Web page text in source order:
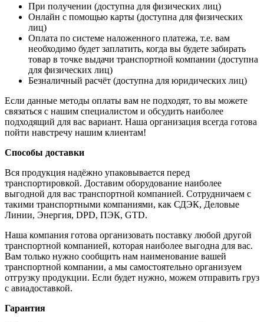
При получении (доступна для физических лиц)
Онлайн с помощью карты (доступна для физических
лиц)
Оплата по системе наложенного платежа, т.е. вам
необходимо будет заплатить, когда вы будете забирать
товар в точке выдачи транспортной компании (доступна
для физических лиц)
Безналичный расчёт (доступна для юридических лиц)
Если данные методы оплаты вам не подходят, то вы можете
связаться с нашим специалистом и обсудить наиболее
подходящий для вас вариант. Наша организация всегда готова
пойти навстречу нашим клиентам!
Способы доставки
Вся продукция надёжно упаковывается перед
транспортировкой. Доставим оборудование наиболее
выгодной для вас транспортной компанией. Сотрудничаем с
такими транспортными компаниями, как СДЭК, Деловые
Линии, Энергия, DPD, ПЭК, GTD.
Наша компания готова организовать поставку любой другой
транспортной компанией, которая наиболее выгодна для вас.
Вам только нужно сообщить нам наименование вашей
транспортной компании, а мы самостоятельно организуем
отгрузку продукции. Если будет нужно, можем отправить груз
с авиадоставкой.
Гарантия